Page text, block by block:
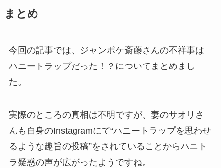
まとめ
今回の記事では、ジャンポケ斎藤さんの不祥事は
ハニートラップだった！？についてまとめまし
た。
実際のところの真相は不明ですが、妻のサオリさ
んも自身のInstagramにて“ハニートラップを思わせ
るような趣旨の投稿”をされていることからハニト
ラ疑惑の声が広がったようですね。